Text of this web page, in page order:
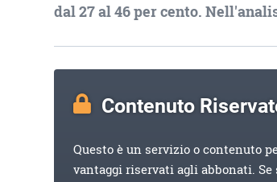
dal 27 al 46 per cento.
Contenuto
Questo è un servizio o contenuto
vantaggi riservati agli abbonati.